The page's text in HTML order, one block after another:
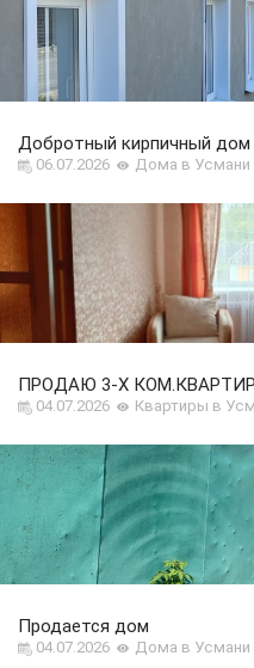
Добротный кирпичный дом
06.07.2026 Дома в Усмани
ПРОДАЮ 3-Х
04.07.2026 Квартиры в
Продается дом
04.07.2026 Дома в Усмани